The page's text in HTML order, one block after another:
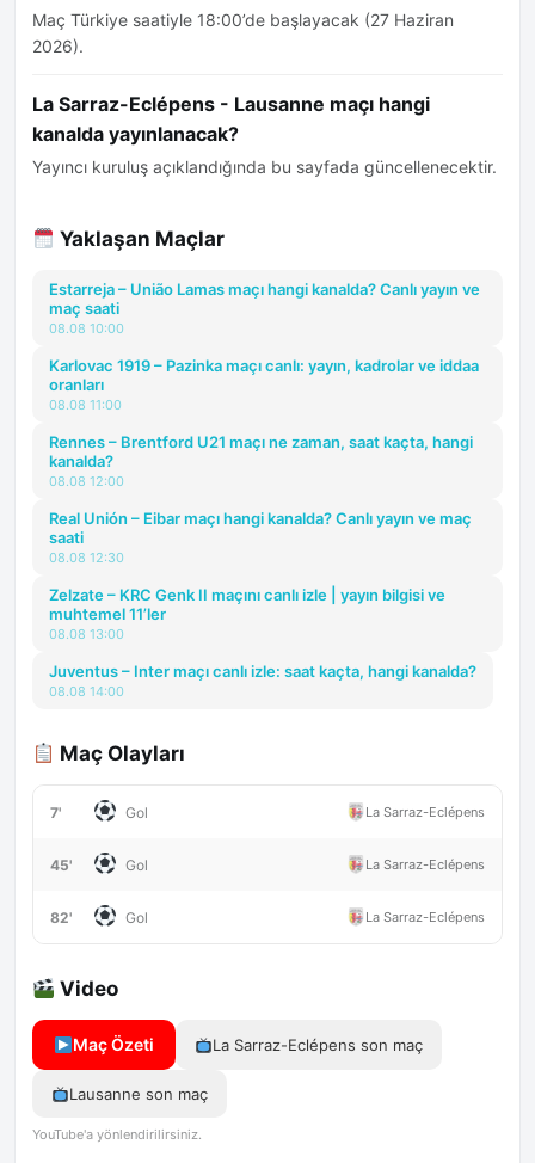
Maç Türkiye saatiyle 18:00’de başlayacak (27 Haziran
2026).
La Sarraz-Eclépens - Lausanne maçı hangi
kanalda yayınlanacak?
Yayıncı kuruluş açıklandığında bu sayfada güncellenecektir.
Yaklaşan Maçlar
Estarreja – União Lamas maçı hangi kanalda? Canlı yayın ve
maç saati
08.08 10:00
Karlovac 1919 – Pazinka maçı canlı: yayın, kadrolar ve iddaa
oranları
08.08 11:00
Rennes – Brentford U21 maçı ne zaman, saat kaçta, hangi
kanalda?
08.08 12:00
Real Unión – Eibar maçı hangi kanalda? Canlı yayın ve maç
saati
08.08 12:30
Zelzate – KRC Genk II maçını canlı izle | yayın bilgisi ve
muhtemel 11’ler
08.08 13:00
Juventus – Inter maçı canlı izle: saat kaçta, hangi kanalda?
08.08 14:00
Maç Olayları
7' Gol La Sarraz-Eclépens
45' Gol La Sarraz-Eclépens
82' Gol La Sarraz-Eclépens
Video
Maç Özeti La Sarraz-Eclépens son maç
Lausanne son maç
YouTube'a yönlendirilirsiniz.